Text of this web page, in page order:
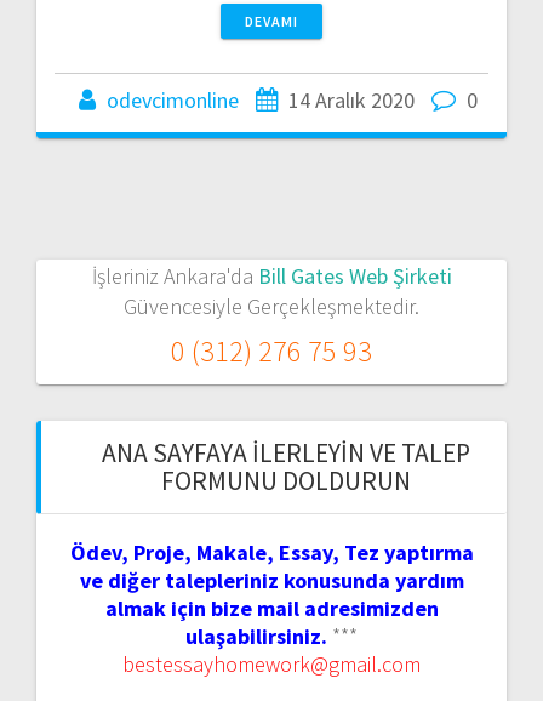
DEVAMI
odevcimonline 14 Aralık 2020 0
İşleriniz Ankara'da Bill Gates Web Şirketi
Güvencesiyle Gerçekleşmektedir.
0 (312) 276 75 93
ANA SAYFAYA İLERLEYIN VE TALEP
FORMUNU DOLDURUN
Ödev, Proje, Makale, Essay, Tez yaptırma
ve diğer talepleriniz konusunda yardım
almak için bize mail adresimizden
ulaşabilirsiniz. ***
bestessayhomework@gmail.com